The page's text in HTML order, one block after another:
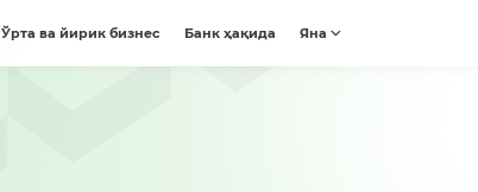
Ўрта ва йирик бизнес Банк ҳақида Яна